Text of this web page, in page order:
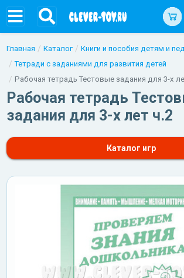
Главная Каталог
Книги и пособия детям и
Тетради с заданиями для развития детей
Рабочая тетрадь Тестовые задания для 3-х
Рабочая тетрадь
задания для 3-х лет ч.2
Каталог игр